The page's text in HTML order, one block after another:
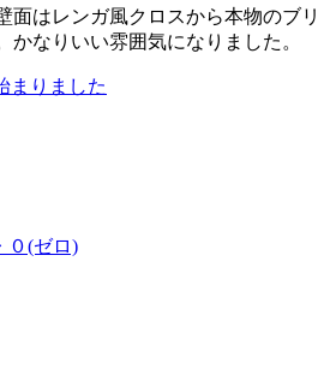
面はレンガ風クロスから本物のブリ
かなりいい雰囲気になりました。
まりました
０(ゼロ)